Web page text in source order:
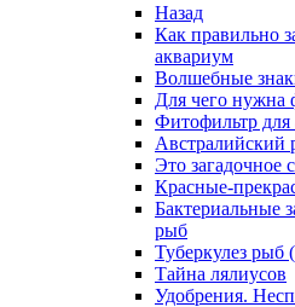
Назад
Как правильно
аквариум
Волшебные
Для чего нужна
Фитофильтр для
Австралийский
Это
Красные-
Бактериальные
рыб
Туберкулез рыб
Тайна лялиусов
Удобрения.